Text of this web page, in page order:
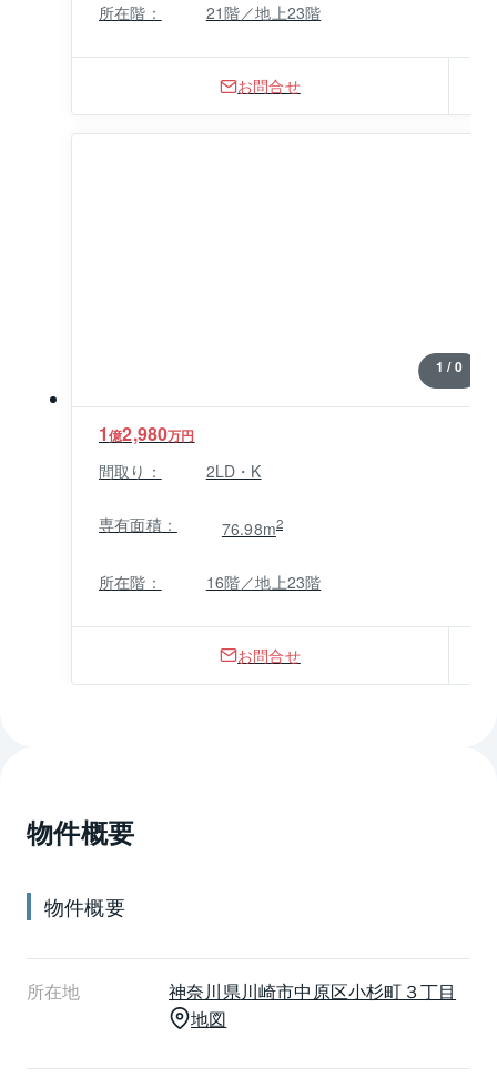
所在階： 21階／地上23階
お問合せ
1 / 0
1億2,980万円
間取り： 2LD・K
専有面積： 76.98m2
所在階： 16階／地上23階
お問合せ
物件概要
物件概要
所在地 神奈川県川崎市中原区小杉町３丁目
地図